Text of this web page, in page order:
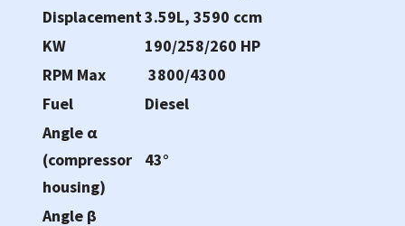
Displacement3.59L, 3590 ccm
KW
190/258/260 HP
RPM Max
3800/4300
Fuel
Diesel
Angle α
(compressor
housing)
43°
Angle β